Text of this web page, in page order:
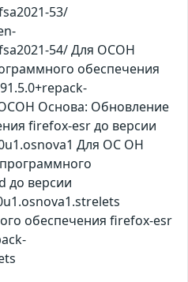
53/
54/ Для ОСОН
обеспечения
Основа: Обновление
firefox-esr до версии
Для ОС ОН
до версии
обеспечения firefox-esr